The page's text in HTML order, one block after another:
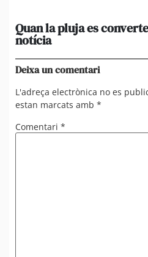
Quan la pluja es
notícia
Deixa un comentari
L'adreça electrònica no es
estan marcats amb *
Comentari *